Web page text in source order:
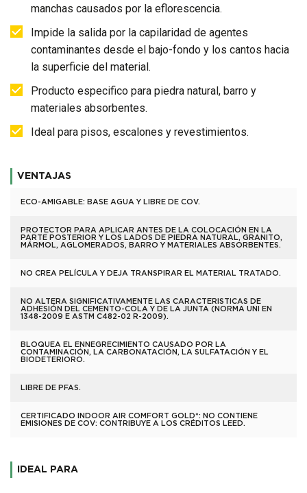
manchas causados por la eflorescencia.
Impide la salida por la capilaridad de agentes
contaminantes desde el bajo-fondo y los cantos hacia
la superficie del material.
Producto especifico para piedra natural, barro y
materiales absorbentes.
Ideal para pisos, escalones y revestimientos.
VENTAJAS
ECO-AMIGABLE: BASE AGUA Y LIBRE DE COV.
PROTECTOR PARA APLICAR ANTES DE LA COLOCACIÓN EN LA
PARTE POSTERIOR Y LOS LADOS DE PIEDRA NATURAL, GRANITO,
MÁRMOL, AGLOMERADOS, BARRO Y MATERIALES ABSORBENTES.
NO CREA PELÍCULA Y DEJA TRANSPIRAR EL MATERIAL TRATADO.
NO ALTERA SIGNIFICATIVAMENTE LAS CARACTERISTICAS DE
ADHESIÓN DEL CEMENTO-COLA Y DE LA JUNTA (NORMA UNI EN
1348-2009 E ASTM C482-02 R-2009).
BLOQUEA EL ENNEGRECIMIENTO CAUSADO POR LA
CONTAMINACIÓN, LA CARBONATACIÓN, LA SULFATACIÓN Y EL
BIODETERIORO.
LIBRE DE PFAS.
CERTIFICADO INDOOR AIR COMFORT GOLD*: NO CONTIENE
EMISIONES DE COV: CONTRIBUYE A LOS CRÉDITOS LEED.
IDEAL PARA